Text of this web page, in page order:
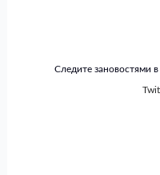
Следите зановостями в